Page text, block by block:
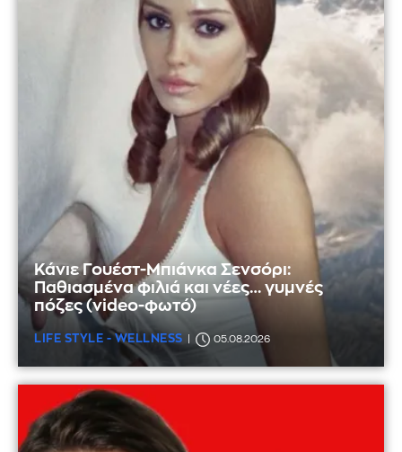
Κάνιε Γουέστ-Μπιάνκα Σενσόρι:
Παθιασμένα φιλιά και νέες… γυμνές
πόζες (video-φωτό)
LIFE STYLE - WELLNESS 05.08.2026